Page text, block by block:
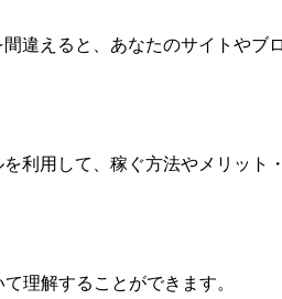
違えると、あなたのサイトやブ
利用して、稼ぐ方法やメリット
理解することができます。